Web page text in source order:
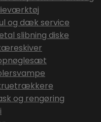
og dæk service
slibning diske
og rengøring